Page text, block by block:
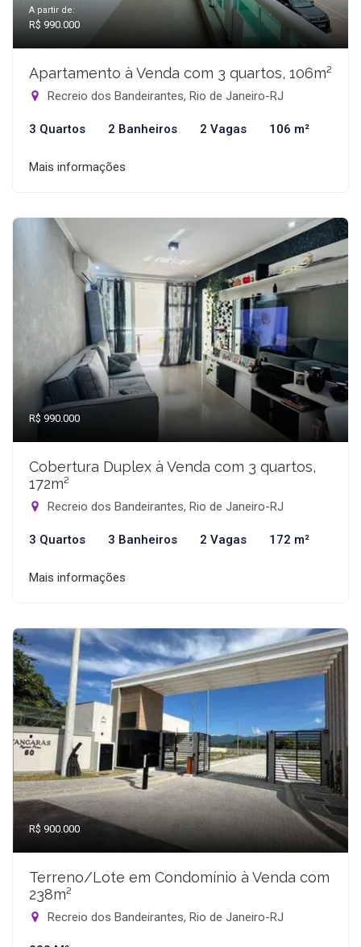
A partir de:
R$ 990.000
Apartamento à Venda com 3 quartos, 106m²
Recreio dos Bandeirantes, Rio de Janeiro-RJ
3 Quartos 2 Banheiros 2 Vagas 106 m²
Mais informações
R$ 990.000
Cobertura Duplex à Venda com 3 quartos,
172m²
Recreio dos Bandeirantes, Rio de Janeiro-RJ
3 Quartos 3 Banheiros 2 Vagas 172 m²
Mais informações
R$ 900.000
Terreno/Lote em Condomínio à Venda com
238m²
Recreio dos Bandeirantes, Rio de Janeiro-RJ